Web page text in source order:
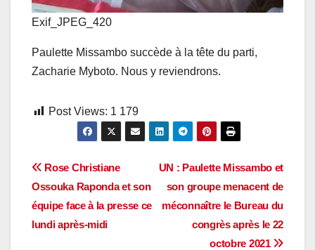
Exif_JPEG_420
Paulette Missambo succède à la tête du parti,
Zacharie Myboto. Nous y reviendrons.
Post Views: 1 179
Navigation
de
l’article
UN : Paulette Missambo et
son groupe menacent de
méconnaître le Bureau du
congrès après le 22
octobre 2021
Rose Christiane
Ossouka Raponda et son
équipe face à la presse ce
lundi après-midi